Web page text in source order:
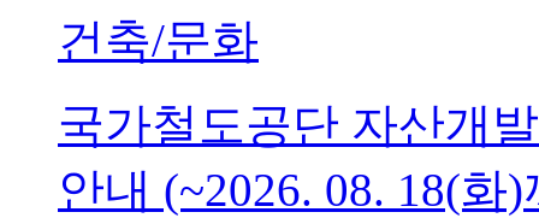
건축/문화
국가철도공단 자산개
안내 (~2026. 08. 18(화